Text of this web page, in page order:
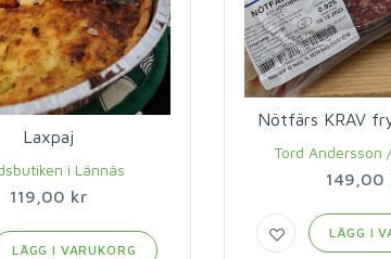
Laxpaj
i Lännäs
119,00 kr
LÄGG I VARUKORG
Nötfärs KRAV
Tord Andersson
149,00
LÄGG I